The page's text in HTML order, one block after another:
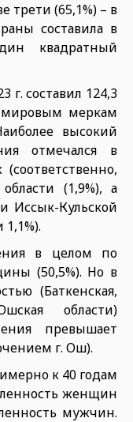
трети (65,1%) – в
составила в
квадратный
г. составил 124,3
мировым меркам
высокий
отмечался в
(1,9%), а
Иссык-Кульской
1,1%).
в целом по
(50,5%). Но в
(Баткенская,
области)
превышает
г. Ош).
к 40 годам
женщин
мужчин.